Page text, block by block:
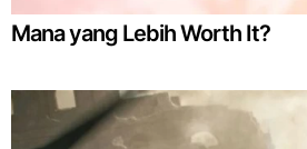
Mana yang Lebih Worth It?